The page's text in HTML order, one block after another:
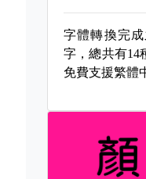
字體轉換完
字，總共有14
免費支援繁體